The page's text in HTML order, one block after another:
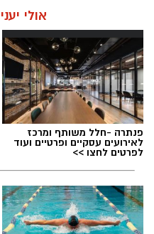
אולי
פנתרה -חלל משותף ומרכז
לאירועים עסקיים ופרטיים ועוד
לפרטים לחצו >>